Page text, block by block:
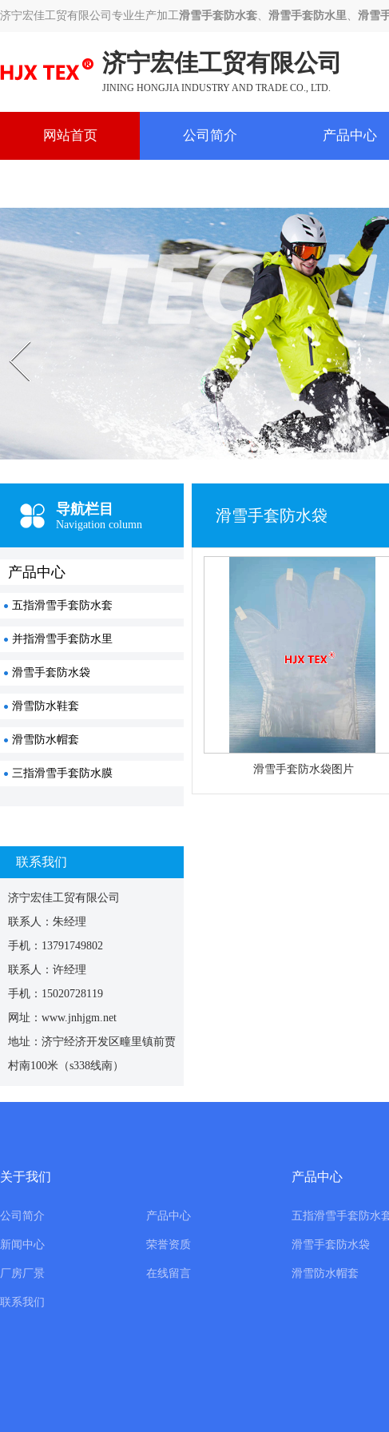
济宁宏佳工贸有限公司专业生产加工滑雪手套防水套、 滑雪手套防水里、 滑雪
济宁宏佳工贸有限公司
JINING HONGJIA INDUSTRY AND TRADE CO., LTD.
网站首页 公司简介 产品中心
导航栏目
Navigation column
产品中心
五指滑雪手套防水套
并指滑雪手套防水里
滑雪手套防水袋
滑雪防水鞋套
滑雪防水帽套
三指滑雪手套防水膜
联系我们
济宁宏佳工贸有限公司
联系人：朱经理
手机：13791749802
联系人：许经理
手机：15020728119
网址：www.jnhjgm.net
地址：济宁经济开发区疃里镇前贾
村南100米（s338线南）
滑雪手套防水袋
滑雪手套防水袋图片
关于我们
公司简介 产品中心
新闻中心 荣誉资质
厂房厂景 在线留言
联系我们
产品中心
五指滑雪手套防水
滑雪手套防水袋
滑雪防水帽套